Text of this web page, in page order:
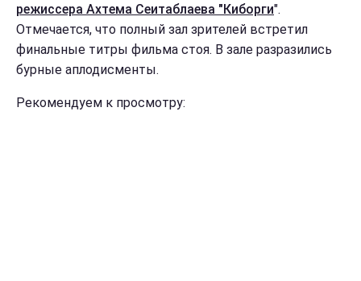
режиссера Ахтема Сеитаблаева "Киборги".
Отмечается, что полный зал зрителей встретил
финальные титры фильма стоя. В зале разразились
бурные аплодисменты.
Рекомендуем к просмотру: